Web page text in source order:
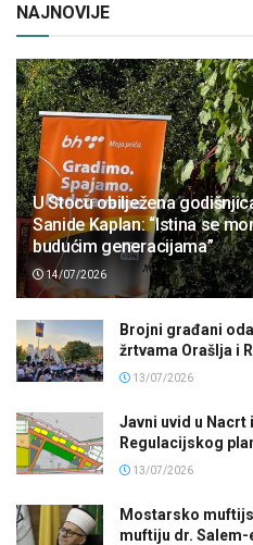
NAJNOVIJE
U Stocu obilježena
Sanide Kaplan: “Istina se
budućim generacijama”
14/07/2026
Brojni građani
žrtvama Orašlja i
13/07/2026
Javni uvid u Nacrt
Regulacijskog
13/07/2026
Mostarsko
muftiju dr.